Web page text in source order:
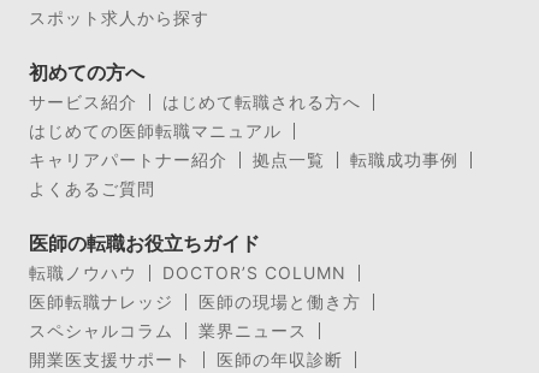
スポット求人から探す
初めての方へ
サービス紹介
はじめて転職される方へ
はじめての医師転職マニュアル
キャリアパートナー紹介
拠点一覧
転職成功事例
よくあるご質問
医師の転職お役立ちガイド
転職ノウハウ
DOCTOR’S COLUMN
医師転職ナレッジ
医師の現場と働き方
スペシャルコラム
業界ニュース
開業医支援サポート
医師の年収診断